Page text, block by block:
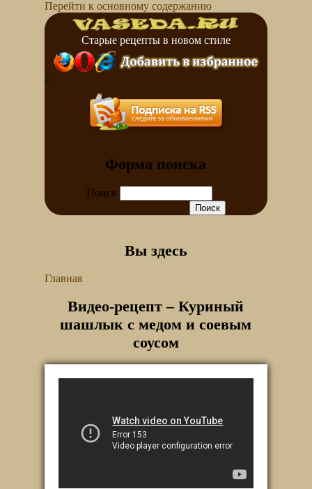
Перейти к основному содержанию
Старые рецепты в новом стиле
<
Форма поиска
Поиск
Вы здесь
Главная
Видео-рецепт – Куриный
шашлык с медом и соевым
соусом